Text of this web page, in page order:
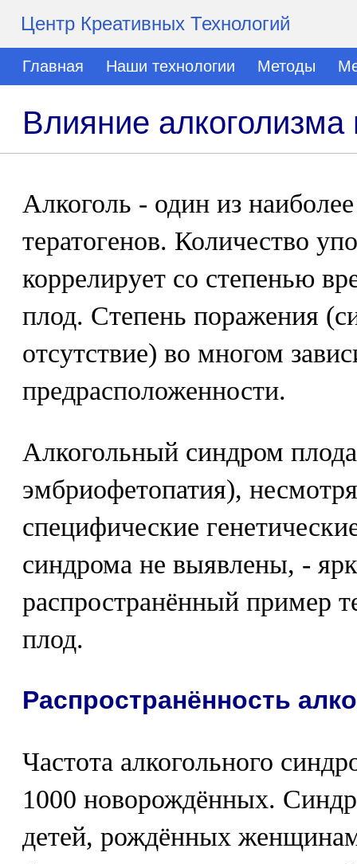
Центр Креативных Технологий
Главная Наши технологии Методы
Влияние алкоголизма
Алкоголь - один из
тератогенов. Количество
коррелирует со степенью
плод. Степень поражения
отсутствие) во многом
предрасположенности.
Алкогольный синдром
эмбриофетопатия),
специфические
синдрома не выявлены, -
распространённый пример
плод.
Распространённость
Частота алкогольного
1000 новорождённых.
детей, рождённых